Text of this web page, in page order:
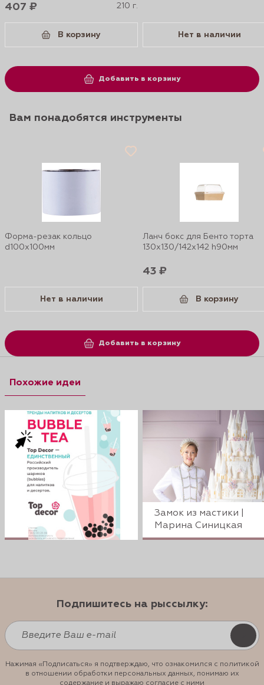
407 ₽ 210 г.
В корзину Нет в наличии
Добавить в корзину
Вам понадобятся инструменты
Форма-резак кольцо
d100x100мм
Нет в наличии
Ланч бокс для Бенто торта
130х130/142х142 h90мм
43 ₽
В корзину
Добавить в корзину
Похожие идеи
Замок из мастики |
Марина Синицкая
Подпишитесь на рыссылку:
Нажимая «Подписаться» я подтверждаю, что ознакомился с политикой
в отношении обработки персональных данных, понимаю их
содержание и выражаю согласие с ними